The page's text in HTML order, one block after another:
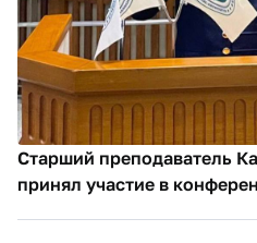
Старший преподаватель
принял участие в